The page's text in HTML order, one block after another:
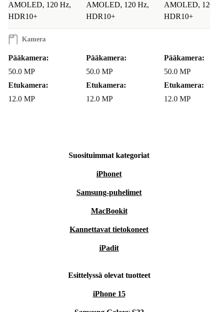
AMOLED, 120 Hz,
HDR10+
AMOLED, 120 Hz,
HDR10+
AMOLED, 120
HDR10+
Kamera
Pääkamera:
50.0 MP
Etukamera:
12.0 MP
Pääkamera:
50.0 MP
Etukamera:
12.0 MP
Pääkamera:
50.0 MP
Etukamera:
12.0 MP
Suosituimmat kategoriat
iPhonet
Samsung-puhelimet
MacBookit
Kannettavat tietokoneet
iPadit
Esittelyssä olevat tuotteet
iPhone 15